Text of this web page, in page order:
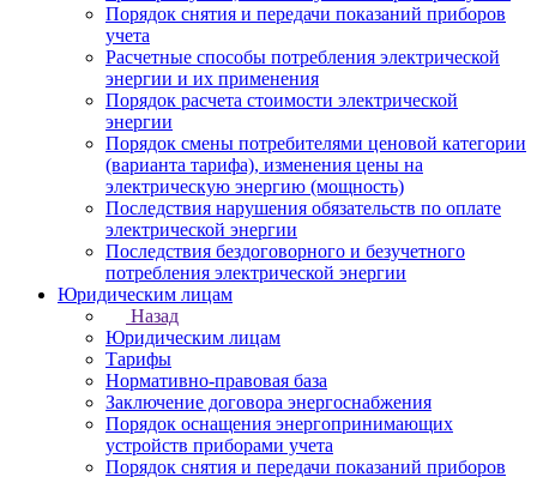
Порядок снятия и передачи показаний приборов
учета
Расчетные способы потребления электрической
энергии и их применения
Порядок расчета стоимости электрической
энергии
Порядок смены потребителями ценовой категории
(варианта тарифа), изменения цены на
электрическую энергию (мощность)
Последствия нарушения обязательств по оплате
электрической энергии
Последствия бездоговорного и безучетного
потребления электрической энергии
Юридическим лицам
Назад
Юридическим лицам
Тарифы
Нормативно-правовая база
Заключение договора энергоснабжения
Порядок оснащения энергопринимающих
устройств приборами учета
Порядок снятия и передачи показаний приборов